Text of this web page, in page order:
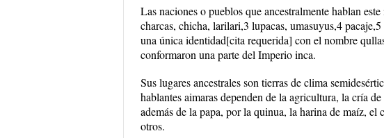
Las naciones o pueblos que ancestralmente hablan
charcas, chicha, larilari,3 lupacas, umasuyus,4
una única identidad[cita requerida] con el nombre
conformaron una parte del Imperio inca.
Sus lugares ancestrales son tierras de clima
hablantes aimaras dependen de la agricultura, la cría
además de la papa, por la quinua, la harina de maíz,
otros.